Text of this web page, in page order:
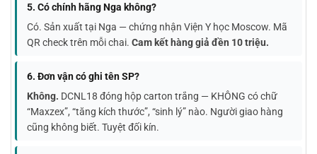
5. Có chính hãng Nga không?
Có. Sản xuất tại Nga — chứng nhận Viện Y học Moscow. Mã
QR check trên mỗi chai. Cam kết hàng giả đền 10 triệu.
6. Đơn vận có ghi tên SP?
Không. DCNL18 đóng hộp carton trắng — KHÔNG có chữ
“Maxzex”, “tăng kích thước”, “sinh lý” nào. Người giao hàng
cũng không biết. Tuyệt đối kín.